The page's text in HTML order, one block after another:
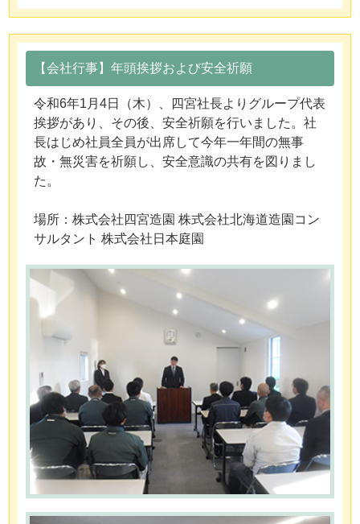
【会社行事】年頭挨拶および安全祈願
令和6年1月4日（木）、四宮社長よりグループ代表
挨拶があり、その後、安全祈願を行いました。社
長はじめ社員全員が出席して今年一年間の無事
故・無災害を祈願し、安全意識の共有を図りまし
た。
場所：株式会社四宮造園 株式会社北海道造園コン
サルタント 株式会社日本庭園